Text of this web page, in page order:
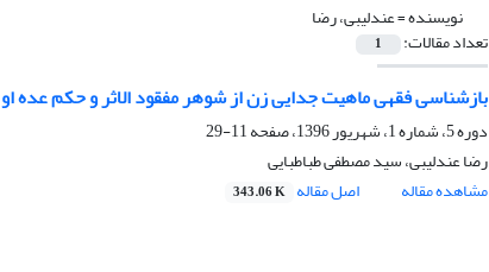
نویسنده =عندلیبی، رضا
تعداد مقالات: 1
بازشناسی فقهی ماهیت جدایی زن از شوهر مفقود الاثر و حکم عده او
دوره 5، شماره 1، شهریور 1396، صفحه
11-29
رضا عندلیبی، سید مصطفی طباطبایی
مشاهده مقاله
اصل مقاله 343.06 K